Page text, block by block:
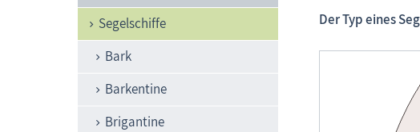
Segelschiffe
Bark
Barkentine
Brigantine
Der Typ eines